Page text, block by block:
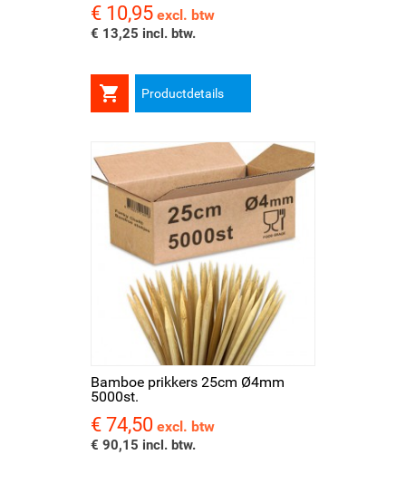
Prijs
€ 10,95 excl. btw
€ 13,25 incl. btw.
 Productdetails
Bamboe prikkers 25cm Ø4mm
5000st.
Prijs
€ 74,50 excl. btw
€ 90,15 incl. btw.